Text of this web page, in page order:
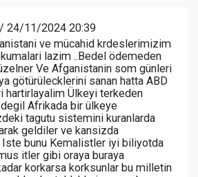
/ 24/11/2024 20:39
ve mücahid krdeslerimizim
lazim ..Bedel ödemeden
Ve Afganistanin som günleri
götürülecklerini sanan hatta ABD
hartirlayalim Ülkeyi terkeden
Afrikada bir ülkeye
tagutu sistemini kuranlarda
geldiler ve kansizda
bunu Kemalistler iyi biliyotda
itler gibi oraya buraya
korkarsa korksunlar bu milletin